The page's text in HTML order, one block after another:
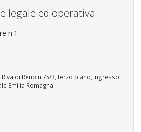
legale ed operativa
n.1
Riva di Reno n.75/3, terzo piano, ingresso
Emilia Romagna